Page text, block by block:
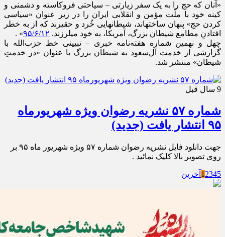
«آنان که حج را به یک سفر زیارتی – سیاحتی فروکاسته و دشمنی و
کینه خود با ملّت مؤمن و انقلابی ایران را در زیر عنوان «سیاسی
کردن حج» پنهان ساختهاند، شیطانهایی خُرد و حقیرند که از به خطر
افتادنِ مطامع شیطان بزرگ، آمریکا، به خود میلرزند. ۹۵/۶/۱۲» .
چهل و نهمین شماره هفته‌نامه خبری – تبیینی خط حزب‌الله با
گزارشی از خدمت آل‌سعود به شیطان بزرگ با عنوان «در خدمتِ
شیطان» منتشر شد.
9 سال قبل
شماره ۵۷ نشریه رضوان ویژه شهریورماه
۹۵ انتشار یافت (جدید)
جهت دانلود فایل نشریه رضوان شماره ۵۷ ویژه شهریور ماه ۹۵ بر
روی تصویر بالا کلیک نمائید .
1 2345 آخرین